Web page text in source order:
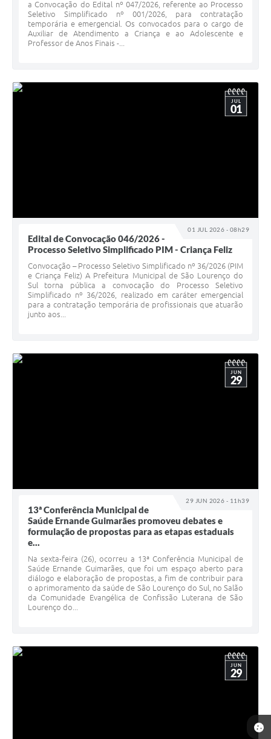
a Convocação do Edital nº 047/2026, referente ao Processo
Seletivo Simplificado nº 001/2026, para contratação
temporária e emergencial. Os convocados para o cargo de
Auxiliar de Atendimento a Criança e ao Adolescente e
Professor de Anos Finais -...
01 JUL 2026 - 08h29
JUL
01
Edital de Convocação 046/2026 -
Processo Seletivo Simplificado PIM - Criança Feliz
Convocação – Processo Seletivo Simplificado nº 36/2026 (PIM
e Criança Feliz) A Prefeitura Municipal de São Lourenço do
Sul torna pública a convocação do Processo Seletivo
Simplificado nº 36/2026, realizado em caráter emergencial
para a contratação temporária de profissionais que atuarão
junto aos...
29 JUN 2026 - 11h39
JUN
29
13ª Conferência Municipal de
Saúde Ernande Guimarães promoveu debates e
formulação de propostas para as etapas estaduais
e...
Na sexta-feira (26), ocorreu a 13ª Conferência Municipal de
Saúde Ernande Guimarães, que foi um espaço aberto para
diálogo e elaboração de propostas, a fim de contribuir para
o aprimoramento da saúde de São Lourenço do Sul, no Salão
da Comunidade Evangélica de Confissão Luterana de São
Lourenço do...
JUN
29